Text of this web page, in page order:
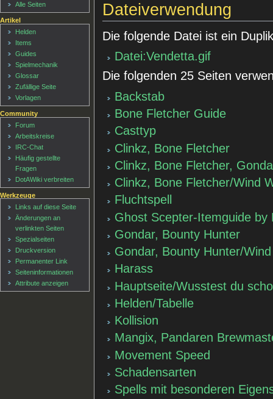
Dateiverwendung
Die folgende Datei ist ein
Datei:Vendetta.gif
Die folgenden 25 Seiten
Backstab
Bone Fletcher Guide
Casttyp
Clinkz, Bone Fletcher
Clinkz, Bone Fletcher,
Clinkz, Bone Fletcher/Wind
Fluchtspell
Ghost Scepter-Itemguide by
Gondar, Bounty Hunter
Gondar, Bounty Hunter/
Harass
Hauptseite/Wusstest du
Helden/Tabelle
Kollision
Mangix, Pandaren
Movement Speed
Schadensarten
Spells mit besonderen
Alle Seiten
Artikel
Helden
Items
Guides
Spielmechanik
Glossar
Zufällige Seite
Vorlagen
Community
Forum
Arbeitskreise
IRC-Chat
Häufig gestellte
Fragen
DotAWiki verbreiten
Werkzeuge
Links auf diese Seite
Änderungen an
verlinkten Seiten
Spezialseiten
Druckversion
Permanenter Link
Seiten­informationen
Attribute anzeigen